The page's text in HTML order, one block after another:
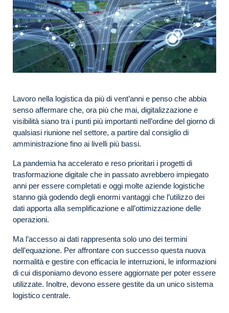
Lavoro nella logistica da più di vent’anni e penso che abbia
senso affermare che, ora più che mai, digitalizzazione e
visibilità siano tra i punti più importanti nell’ordine del giorno di
qualsiasi riunione nel settore, a partire dal consiglio di
amministrazione fino ai livelli più bassi.
La pandemia ha accelerato e reso prioritari i progetti di
trasformazione digitale che in passato avrebbero impiegato
anni per essere completati e oggi molte aziende logistiche
stanno già godendo degli enormi vantaggi che l’utilizzo dei
dati apporta alla semplificazione e all’ottimizzazione delle
operazioni.
Ma l’accesso ai dati rappresenta solo uno dei termini
dell’equazione. Per affrontare con successo questa nuova
normalità e gestire con efficacia le interruzioni, le informazioni
di cui disponiamo devono essere aggiornate per poter essere
utilizzate. Inoltre, devono essere gestite da un unico sistema
logistico centrale.